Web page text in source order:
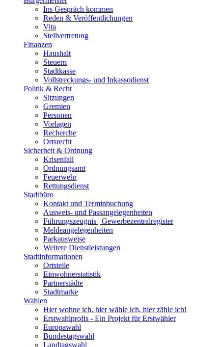
Ins Gespräch kommen
Reden & Veröffentlichungen
Vita
Stellvertretung
Finanzen
Haushalt
Steuern
Stadtkasse
Vollstreckungs- und Inkassodienst
Politik & Recht
Sitzungen
Gremien
Personen
Vorlagen
Recherche
Ortsrecht
Sicherheit & Ordnung
Krisenfall
Ordnungsamt
Feuerwehr
Rettungsdienst
Stadtbüro
Kontakt und Terminbuchung
Ausweis- und Passangelegenheiten
Führungszeugnis | Gewerbezentralregister
Meldeangelegenheiten
Parkausweise
Weitere Dienstleistungen
Stadtinformationen
Ortsteile
Einwohnerstatistik
Partnerstädte
Stadtmarke
Wahlen
Hier wohne ich, hier wähle ich, hier zähle ich!
Erstwahlprofis - Ein Projekt für Erstwähler
Europawahl
Bundestagswahl
Landtagswahl